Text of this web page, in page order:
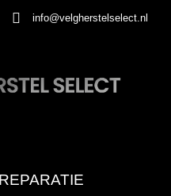
info@velgherstelselect.nl